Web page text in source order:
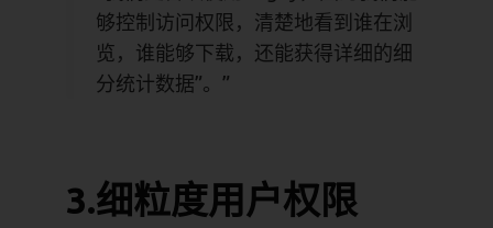
够控制访问权限，清楚地看到谁在浏
览，谁能够下载，还能获得详细的细
分统计数据”。”
3.细粒度用户权限